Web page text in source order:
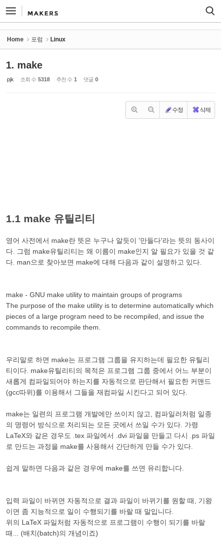
Home 포럼 Linux
1. make
pjk 조회 수 5318 추천 수 1 댓글 0
수정 삭제
1.1 make 유틸리티
영어 사전에서 make란 뜻은 누구나 알듯이 '만들다'라는 뜻의 동사이
다. 그럼 make유틸리티는 왜 이름이 make인지 알 필요가 있을 것 같
다. man으로 찾아보면 make에 대해 다음과 같이 설명하고 있다.
make - GNU make utility to maintain groups of programs
The purpose of the make utility is to determine automatically which
pieces of a large program need to be recompiled, and issue the
commands to recompile them.
우리말로 하면 make는 프로그램 그룹을 유지하는데 필요한 유틸리
티이다. make유틸리티의 목적은 프로그램 그룹 중에서 어느 부분이
새롭게 컴파일되어야 하는지를 자동적으로 판단해서 필요한 커맨드
(gcc따위)를 이용해서 그들을 재컴파일 시킨다고 되어 있다.
make는 일련의 프로그램 개발에만 쓰이지 않고, 컴파일러처럼 일종
의 명령어 방식으로 처리되는 모든 곳에서 쓰일 수가 있다. 가령
LaTeX와 같은 경우도 .tex 파일에서 .dvi 파일을 만들고 다시 .ps 파일
로 만드는 과정을 make를 사용해서 간단하게 만들 수가 있다.
쉽게 말하면 다음과 같은 경우에 make를 쓰면 유리합니다.
입력 파일이 바뀌면 자동적으로 결과 파일이 바뀌기를 원할 때, 기왕
이면 좀 지능적으로 일이 수행되기를 바랄 때 말입니다.
위의 LaTeX 파일처럼 자동적으로 프로그램이 수행이 되기를 바랄
때... (배치(batch)의 개념이죠)